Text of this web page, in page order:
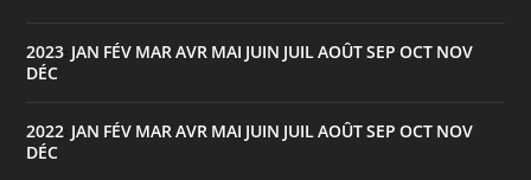
2023 JAN FÉV MARAVR MAI JUIN JUILAOÛTSEP OCT NOV
DÉC
2022 JAN FÉV MARAVR MAI JUIN JUILAOÛTSEP OCT NOV
DÉC